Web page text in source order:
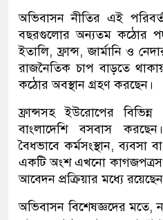
অভিবাসন নীতির এই
বছরগুলোর অন্যতম কঠোর
ইতালি, ফ্রান্স, জার্মানি ও
রাজনৈতিক চাপ বাড়তে
কঠোর অবস্থান গ্রহণ করছেন।
ফ্রান্সসহ ইউরোপের
বাংলাদেশি বসবাস
বৈধভাবে কর্মসংস্থান, ব্যবসা
একটি অংশ এখনো
আবেদন প্রক্রিয়ার মধ্যে
অভিবাসন বিশেষজ্ঞদের মতে,